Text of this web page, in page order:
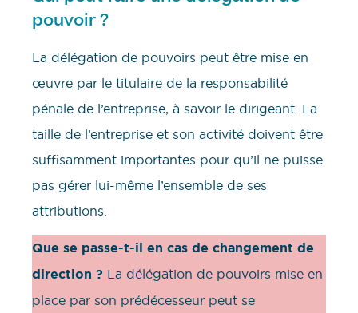
pouvoir ?
La délégation de pouvoirs peut être mise en
œuvre par le titulaire de la responsabilité
pénale de l’entreprise, à savoir le dirigeant. La
taille de l’entreprise et son activité doivent être
suffisamment importantes pour qu’il ne puisse
pas gérer lui-même l’ensemble de ses
attributions.
Que se passe-t-il en cas de changement de
direction ? La délégation de pouvoirs mise en
place par son prédécesseur peut se